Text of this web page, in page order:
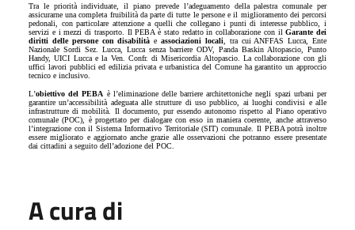
Tra le priorità individuate, il piano prevede l’adeguamento della palestra comunale per
assicurarne una completa fruibilità da parte di tutte le persone e il miglioramento dei percorsi
pedonali, con particolare attenzione a quelli che collegano i punti di interesse pubblico, i
servizi e i mezzi di trasporto. Il PEBA è stato redatto in collaborazione con ilGarante dei
diritti delle persone con disabilitàeassociazioni locali, tra cui ANFFAS Lucca, Ente
Nazionale Sordi Sez. Lucca, Lucca senza barriere ODV, Panda Baskin Altopascio, Punto
Handy, UICI Lucca e la Ven. Confr. di Misericordia Altopascio. La collaborazione con gli
uffici lavori pubblici ed edilizia privata e urbanistica del Comune ha garantito un approccio
tecnico e inclusivo.
L’obiettivo del PEBA è l’eliminazione delle barriere architettoniche negli spazi urbani per
garantire un’accessibilità adeguata alle strutture di uso pubblico, ai luoghi condivisi e alle
infrastrutture di mobilità. Il documento, pur essendo autonomo rispetto al Piano operativo
comunale (POC), è progettato per dialogare con esso in maniera coerente, anche attraverso
l’integrazione con il Sistema Informativo Territoriale (SIT) comunale. Il PEBA potrà inoltre
essere migliorato e aggiornato anche grazie alle osservazioni che potranno essere presentate
dai cittadini a seguito dell’adozione del POC.
A cura di